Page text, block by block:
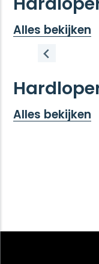
Alles bekijken
Alles bekijken